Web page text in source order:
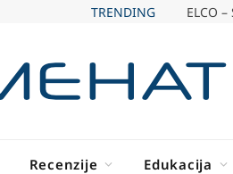
TRENDING ELCO
Recenzije Edukacija